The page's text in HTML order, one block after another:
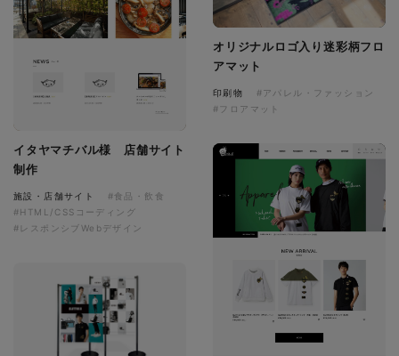
イタヤマチバル様 店舗サイト
制作
施設・店舗サイト
#食品・飲食
#HTML/CSSコーディング
#レスポンシブWebデザイン
オリジナルロゴ入り迷彩柄フロ
アマット
印刷物
#アパレル・ファッション
#フロアマット